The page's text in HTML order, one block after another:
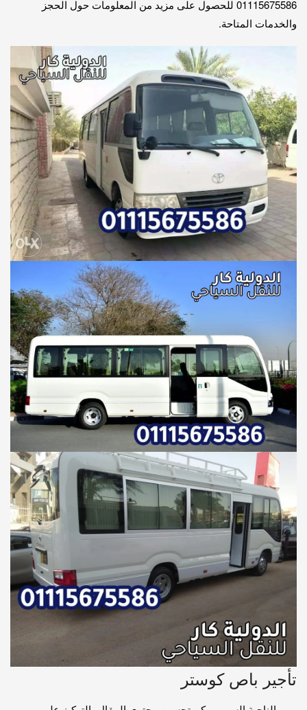
01115675586 للحصول على مزيد من المعلومات حول الحجز
والخدمات المتاحة.
تأجير باص كوستر